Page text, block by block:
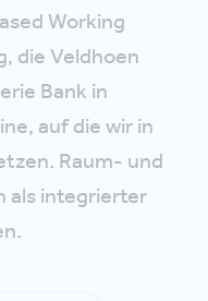
Working
die Veldhoen
Bank in
auf die wir in
Raum- und
als integrierter